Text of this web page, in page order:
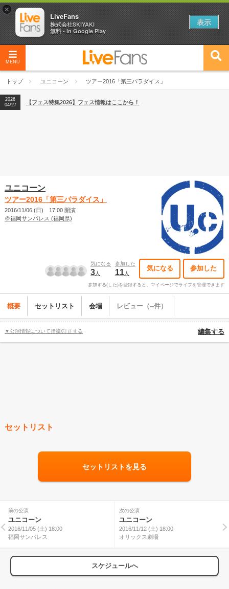
MENU
トップ ユニコーン ツアー2016「第三パラダイス」
2026
04/27
2026
【ライブ動員ランキング】2026年上半期編発表！
2026
04/27
【フェス特集2026】フェス情報はここから！
ユニコーン
ツアー2016「第三パラダイス」
2016/11/06 (日) 17:00 開演
＠福岡サンパレス (福岡県)
気になる
3人
参加した
11人
気になる 参加した
参加する(した)を登録すると、マイページでライブを管理できます
概要 セットリスト 会場 レビュー（--件）
▼公演情報について指摘/訂正する 編集する
セットリスト
セットリストを見る
前の公演
ユニコーン
2016/11/05 (土) 18:00
福岡サンパレス
次の公演
ユニコーン
2016/11/12 (土) 18:00
オリックス劇場
スケジュールへ
×
LiveFans
株式会社SKIYAKI
無料 - In Google Play
表示